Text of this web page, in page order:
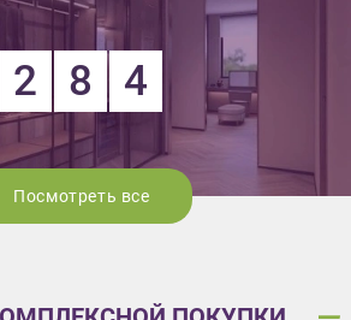
2 8 4
Посмотреть все